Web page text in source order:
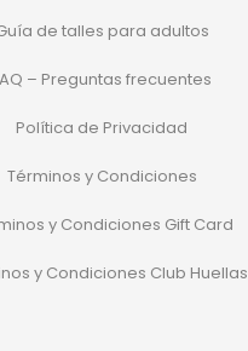
de talles para adultos
– Preguntas frecuentes
Política de Privacidad
Términos y Condiciones
y Condiciones Gift Card
y Condiciones Club Huellas